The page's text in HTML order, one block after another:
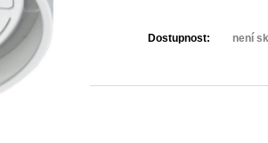
Dostupnost: není